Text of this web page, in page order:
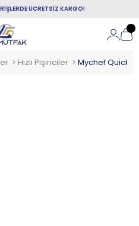
ÜCRETSİZ KARGO!
Hızlı Pişiriciler Mychef Quick 1T